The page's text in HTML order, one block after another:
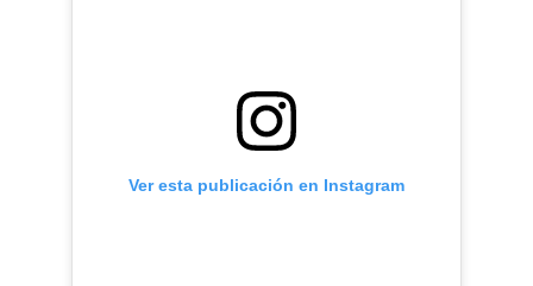
Ver esta publicación en Instagram